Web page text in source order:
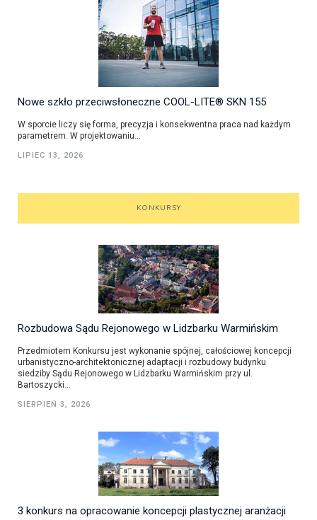
Nowe szkło przeciwsłoneczne COOL-LITE® SKN 155
W sporcie liczy się forma, precyzja i konsekwentna praca nad każdym
parametrem. W projektowaniu...
LIPIEC 13, 2026
KONKURSY
Rozbudowa Sądu Rejonowego w Lidzbarku Warmińskim
Przedmiotem Konkursu jest wykonanie spójnej, całościowej koncepcji
urbanistyczno-architektonicznej adaptacji i rozbudowy budynku
siedziby Sądu Rejonowego w Lidzbarku Warmińskim przy ul.
Bartoszycki...
SIERPIEŃ 3, 2026
3 konkurs na opracowanie koncepcji plastycznej aranżacji